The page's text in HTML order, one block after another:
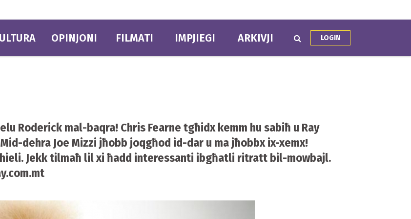
OPINJONI FILMATI IMPJIEGI ARKIVJI LOGIN
Roderick mal-baqra! Chris Fearne tgħidx kemm hu sabiħ u Ray
dehra Joe Mizzi jħobb joqgħod id-dar u ma jħobbx ix-xemx!
Jekk tilmaħ lil xi ħadd interessanti ibgħatli ritratt bil-mowbajl.